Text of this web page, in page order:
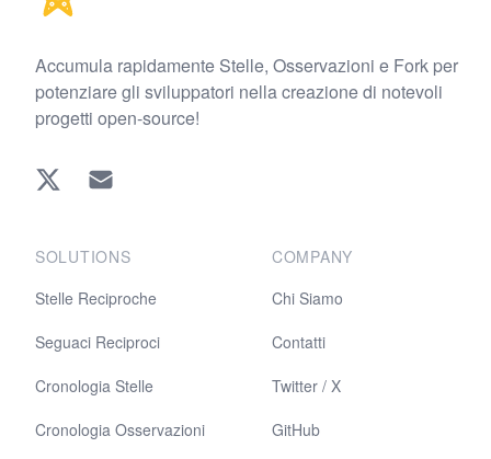
Accumula rapidamente Stelle, Osservazioni e Fork per
potenziare gli sviluppatori nella creazione di notevoli
progetti open-source!
Twitter EMAIL
SOLUTIONS
Stelle Reciproche
Seguaci Reciproci
Cronologia Stelle
Cronologia Osservazioni
COMPANY
Chi Siamo
Contatti
Twitter / X
GitHub